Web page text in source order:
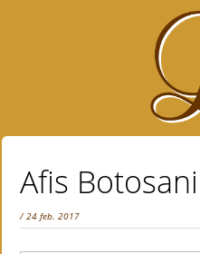
Afis
/ 24 feb. 2017